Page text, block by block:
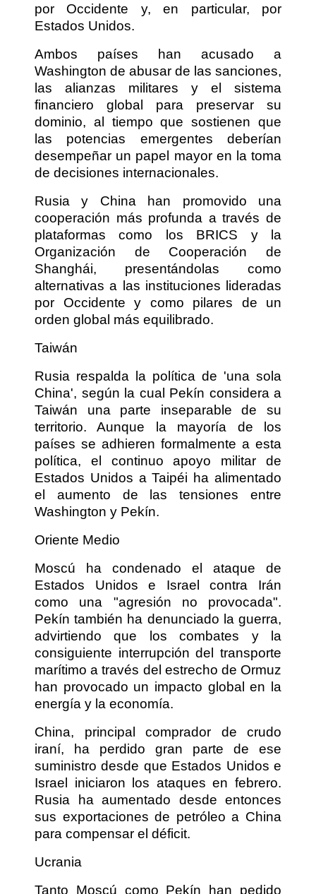
por Occidente y, en particular, por
Estados Unidos.
Ambos países han acusado a
Washington de abusar de las sanciones,
las alianzas militares y el sistema
financiero global para preservar su
dominio, al tiempo que sostienen que
las potencias emergentes deberían
desempeñar un papel mayor en la toma
de decisiones internacionales.
Rusia y China han promovido una
cooperación más profunda a través de
plataformas como los BRICS y la
Organización de Cooperación de
Shanghái, presentándolas como
alternativas a las instituciones lideradas
por Occidente y como pilares de un
orden global más equilibrado.
Taiwán
Rusia respalda la política de 'una sola
China', según la cual Pekín considera a
Taiwán una parte inseparable de su
territorio. Aunque la mayoría de los
países se adhieren formalmente a esta
política, el continuo apoyo militar de
Estados Unidos a Taipéi ha alimentado
el aumento de las tensiones entre
Washington y Pekín.
Oriente Medio
Moscú ha condenado el ataque de
Estados Unidos e Israel contra Irán
como una "agresión no provocada".
Pekín también ha denunciado la guerra,
advirtiendo que los combates y la
consiguiente interrupción del transporte
marítimo a través del estrecho de Ormuz
han provocado un impacto global en la
energía y la economía.
China, principal comprador de crudo
iraní, ha perdido gran parte de ese
suministro desde que Estados Unidos e
Israel iniciaron los ataques en febrero.
Rusia ha aumentado desde entonces
sus exportaciones de petróleo a China
para compensar el déficit.
Ucrania
Tanto Moscú como Pekín han pedido